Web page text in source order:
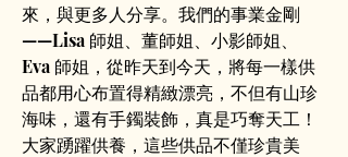
來，與更多人分享。我們的事業金剛
——Lisa 師姐、董師姐、小影師姐、
Eva 師姐，從昨天到今天，將每一樣供
品都用心布置得精緻漂亮，不但有山珍
海味，還有手鐲裝飾，真是巧奪天工！
大家踴躍供養，這些供品不僅珍貴美